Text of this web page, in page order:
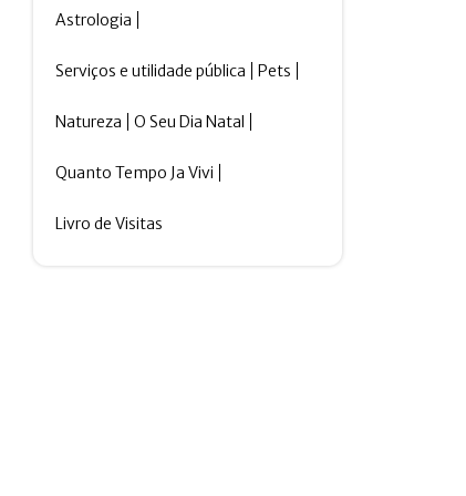
Astrologia
Serviços e utilidade pública Pets
Natureza O Seu Dia Natal
Quanto Tempo Ja Vivi
Livro de Visitas